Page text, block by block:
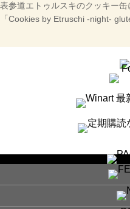
表参道エトゥルスキのクッキー
「Cookies by Etruschi -night-